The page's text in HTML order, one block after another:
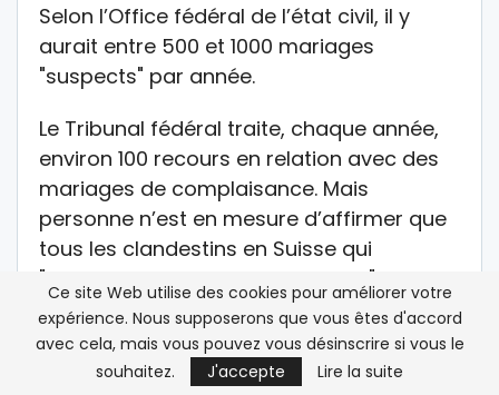
Selon l’Office fédéral de l’état civil, il y
aurait entre 500 et 1000 mariages
"suspects" par année.
Le Tribunal fédéral traite, chaque année,
environ 100 recours en relation avec des
mariages de complaisance. Mais
personne n’est en mesure d’affirmer que
tous les clandestins en Suisse qui
"seraient entre 100.000 et 300.000"
cherchent à se marier, avec la complicité
ou non d’un tiers, dans le seul but de
rester dans le pays ou d’obtenir une
Ce site Web utilise des cookies pour améliorer votre
expérience. Nous supposerons que vous êtes d'accord
avec cela, mais vous pouvez vous désinscrire si vous le
souhaitez.
J'accepte Lire la suite